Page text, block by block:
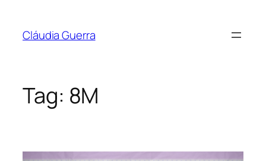
Cláudia Guerra
Tag: 8M